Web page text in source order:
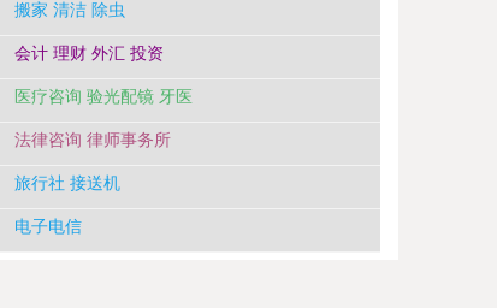
搬家 清洁 除虫
会计 理财 外汇 投资
医疗咨询 验光配镜 牙医
法律咨询 律师事务所
旅行社 接送机
电子电信